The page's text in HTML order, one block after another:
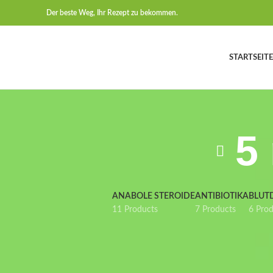
Der beste Weg, Ihr Rezept zu bekommen.
STARTSEITE
5
ANABOLE STEROIDE
11 Products
ANTIBIOTIKA
7 Products
6